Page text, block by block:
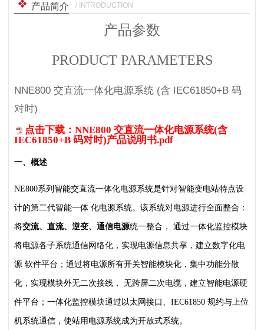
产品简介 / INTRODUCTION
产品参数
PRODUCT PARAMETERS
NNE800 交直流一体化电源系统 (含 IEC61850+B 码
对时)
点击下载：NNE800 交直流一体化电源系统(含
IEC61850+B 码对时)产品说明书.pdf
一、概述
NE800系列智能交直流一体化电源系统是针对智能变电站特点设
计的第二代智能一体 化电源系统。该系统对电源进行全面整合：
将交流、直流、逆变、通信电源统一整合， 通过一体化监控模块
将电源各子系统通信网络化，实现电源信息共享，建立数字化电
源 软件平台；通过将电源所有开关智能模块化，集中功能分散
化，实现模块外无二次接线， 无跨屏二次电缆，建立智能电源硬
件平台；一体化监控模块通过以太网接口、IEC61850 规约与上位
机系统通信，使站用电源系统成为开放式系统。